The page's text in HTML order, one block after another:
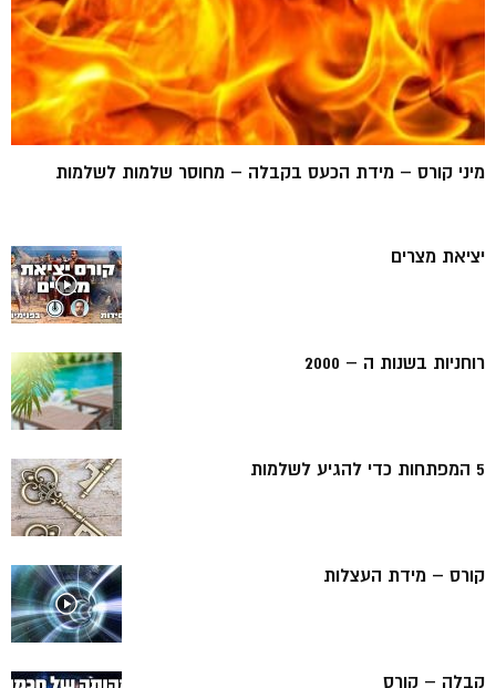
מיני קורס – מידת הכעס בקבלה – מחוסר שלמות לשלמות
יציאת מצרים
רוחניות בשנות ה – 2000
5 המפתחות כדי להגיע לשלמות
קורס – מידת העצלות
קבלה – קורס